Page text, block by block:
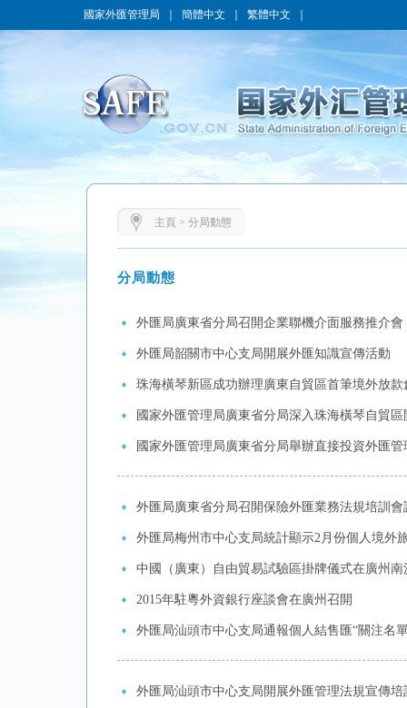
國家外匯管理局 簡體中文 繁體中文
主頁 > 分局動態
分局動態
外匯局廣東省分局召開企業聯機介面服務推介會
外匯局韶關市中心支局開展外匯知識宣傳活動
珠海橫琴新區成功辦理廣東自貿區首筆境外放款
國家外匯管理局廣東省分局深入珠海橫琴自貿區
國家外匯管理局廣東省分局舉辦直接投資外匯管
外匯局廣東省分局召開保險外匯業務法規培訓會
外匯局梅州市中心支局統計顯示2月份個人境外
中國（廣東）自由貿易試驗區掛牌儀式在廣州南
2015年駐粵外資銀行座談會在廣州召開
外匯局汕頭市中心支局通報個人結售匯“關注名
外匯局汕頭市中心支局開展外匯管理法規宣傳培